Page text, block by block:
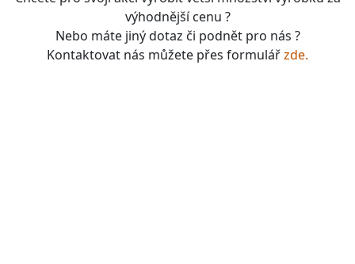
výhodnější cenu ?
Nebo máte jiný dotaz či podnět pro nás ?
Kontaktovat nás můžete přes formulářzde.